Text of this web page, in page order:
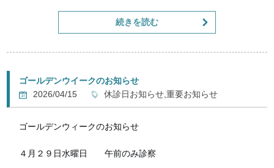
お間違いのないようよろしくお願いいたします
続きを読む
ゴールデンウイークのお知らせ
2026/04/15
休診日お知らせ,重要お知らせ
ゴールデンウィークのお知らせ
４月２９日水曜日　　午前のみ診察